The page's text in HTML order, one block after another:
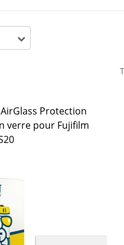
AirGlass Protection
verre pour Fujifilm